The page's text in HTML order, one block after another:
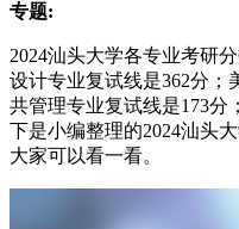
专题:
2024汕头大学各专业考研
设计专业复试线是362分；
共管理专业复试线是173分
下是小编整理的2024汕头
大家可以看一看。